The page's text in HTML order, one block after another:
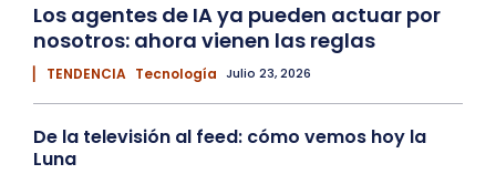
Los agentes de IA ya pueden actuar por
nosotros: ahora vienen las reglas
▏ TENDENCIA Tecnología Julio 23, 2026
De la televisión al feed: cómo vemos hoy la
Luna